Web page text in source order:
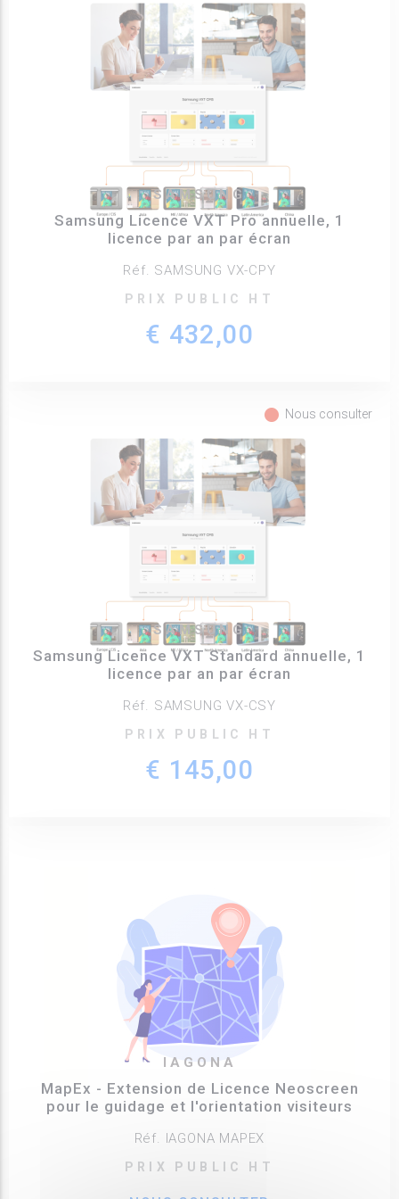
SAMSUNG
Samsung Licence VXT Pro annuelle, 1
licence par an par écran
Réf. SAMSUNG VX-CPY
PRIX PUBLIC HT
€ 432,00
fiber_manual_record Nous consulter
SAMSUNG
Samsung Licence VXT Standard annuelle, 1
licence par an par écran
Réf. SAMSUNG VX-CSY
PRIX PUBLIC HT
€ 145,00
IAGONA
MapEx - Extension de Licence Neoscreen
pour le guidage et l'orientation visiteurs
Réf. IAGONA MAPEX
PRIX PUBLIC HT